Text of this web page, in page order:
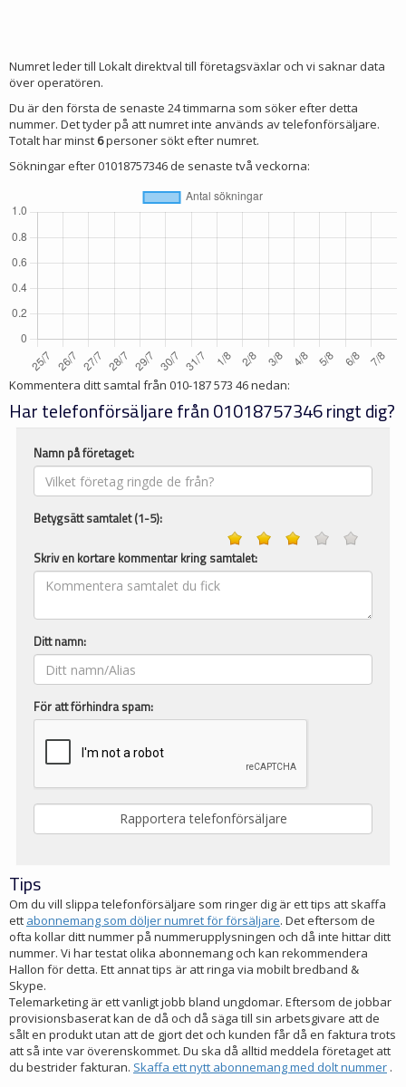
Numret leder till Lokalt direktval till företagsväxlar och vi saknar data
över operatören.
Du är den första de senaste 24 timmarna som söker efter detta
nummer. Det tyder på att numret inte används av telefonförsäljare.
Totalt har minst 6personer sökt efter numret.
Sökningar efter 01018757346 de senaste två veckorna:
Kommentera ditt samtal från 010-187 573 46nedan:
Har telefonförsäljare från 01018757346 ringt dig?
Namn på företaget:
Betygsätt samtalet (1-5):
Skriv en kortare kommentar kring samtalet:
Ditt namn:
För att förhindra spam:
Tips
Om du vill slippa telefonförsäljare som ringer dig är ett tips att skaffa
ett abonnemang som döljer numret för försäljare. Det eftersom de
ofta kollar ditt nummer på nummerupplysningen och då inte hittar ditt
nummer. Vi har testat olika abonnemang och kan rekommendera
Hallon för detta. Ett annat tips är att ringa via mobilt bredband &
Skype.
Telemarketing är ett vanligt jobb bland ungdomar. Eftersom de jobbar
provisionsbaserat kan de då och då säga till sin arbetsgivare att de
sålt en produkt utan att de gjort det och kunden får då en faktura trots
att så inte var överenskommet. Du ska då alltid meddela företaget att
du bestrider fakturan. Skaffa ett nytt abonnemang med dolt nummer .